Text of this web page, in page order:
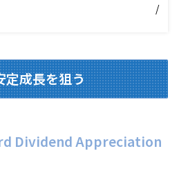
/
定成長を狙う
Dividend Appreciation